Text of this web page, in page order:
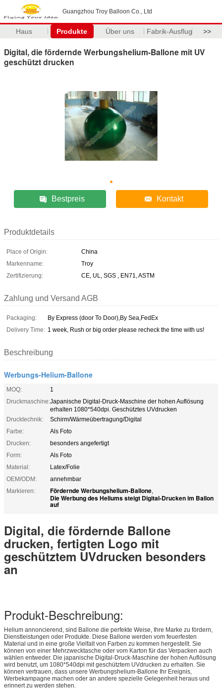
Guangzhou Troy Balloon Co., Ltd
Haus Produkte Über uns Fabrik-Ausflug >>
Digital, die fördernde Werbungshelium-Ballone mit UV
geschützt drucken
Bestpreis Kontakt
Produktdetails
Place of Origin:
China
Markenname:
Troy
Zertifizierung:
CE, UL, SGS , EN71, ASTM
Zahlung und Versand AGB
Packaging:
By Express (door To Door),By Sea,FedEx
Delivery Time: 1 week, Rush or big order please recheck the time with us!
Beschreibung
Werbungs-Helium-Ballone
MOQ:
1
Druckmaschine:Japanische Digital-Druck-Maschine der hohen Auflösung
erhalten 1080*540dpi. Geschütztes UVdrucken
Drucktechnik:
Schirm/Wärmeübertragung/Digital
Farbe:
Als Foto
Drucken:
besonders angefertigt
Form:
Als Foto
Material:
Latex/Folie
OEM/ODM:
annehmbar
Markieren:
Fördernde Werbungshelium-Ballone,
Die Werbung des Heliums steigt Digital-Drucken im Ballon
auf
Digital, die fördernde Ballone
drucken, fertigten Logo mit
geschütztem UVdrucken besonders
an
Produkt-Beschreibung:
Helium annoncierend, sind Ballone die perfekte Weise, Ihre Marke zu fördern,
Dienstleistungen oder Produkte. Diese Ballone werden vom feuerfesten
Material und in eine große Vielfalt von Farben zu kommen hergestellt. Sie
können von einer Mehrzwecktasche oder vom Karton für das Verpacken auch
wählen entweder. Die japanische Digital-Druck-Maschine der hohen Auflösung
wird benutzt, um 1080*540dpi mit geschütztem UVdrucken zu erhalten. Sie
können vertrauen, dass unsere Werbungshelium-Ballone Ihr Ereignis,
Werbekampagne machen oder an andere spezielle Gelegenheit heraus und
erinnert zu werden stehen.